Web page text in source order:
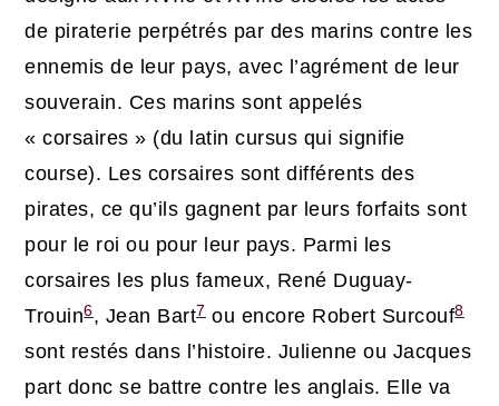
de piraterie perpétrés par des marins contre les
ennemis de leur pays, avec l’agrément de leur
souverain. Ces marins sont appelés
« corsaires » (du latin cursus qui signifie
course). Les corsaires sont différents des
pirates, ce qu’ils gagnent par leurs forfaits sont
pour le roi ou pour leur pays. Parmi les
corsaires les plus fameux, René Duguay-
Trouin6, Jean Bart7ou encore Robert Surcouf8
sont restés dans l’histoire. Julienne ou Jacques
part donc se battre contre les anglais. Elle va